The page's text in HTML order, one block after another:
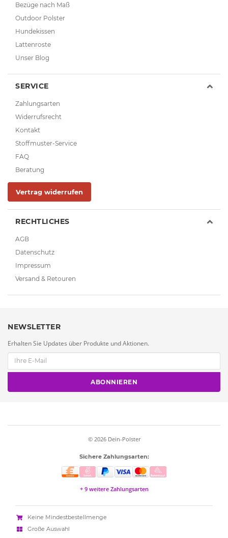
Bezüge nach Maß
Outdoor Polster
Hundekissen
Lattenroste
Unser Blog
SERVICE
Zahlungsarten
Widerrufsrecht
Kontakt
Stoffmuster-Service
FAQ
Beratung
Vertrag widerrufen
RECHTLICHES
AGB
Datenschutz
Impressum
Versand & Retouren
NEWSLETTER
Erhalten Sie Updates über Produkte und Aktionen.
ABONNIEREN
© 2026 Dein-Polster
Sichere Zahlungsarten:
+ 9 weitere Zahlungsarten
Keine Mindestbestellmenge
Große Auswahl